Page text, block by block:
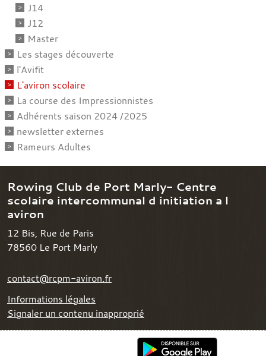
J14
J12
Master
Les stages découverte
l'Avifit
L'aviron scolaire
La course des Impressionnistes
Adhérents saison 2024 /2025
newsletter externes
Rameurs Adultes
Rowing Club de Port Marly- Centre
scolaire intercommunal d initiation a l
aviron
12 Bis, Rue de Paris
78560 Le Port Marly
contact@rcpm-aviron.fr
Informations légales
Signaler un contenu inapproprié